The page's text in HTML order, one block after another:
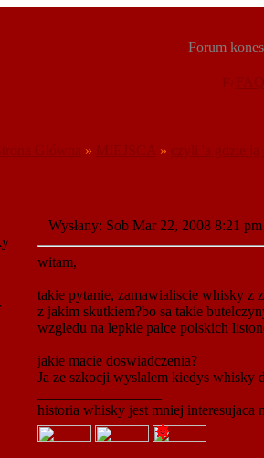
Forum
FAQ
Główna » MIEJSCA » czyli 'a gdzie ją
Wysłany: Sob Mar 22, 2008 8:21
witam,
takie pytanie, zamawialiscie whisky z
z jakim skutkiem?bo sa takie
wzgledu na lepkie palce polskich
jakie macie doswiadczenia?
Ja ze szkocji wyslalem kiedys whisky
historia whisky jest mniej interesujaca